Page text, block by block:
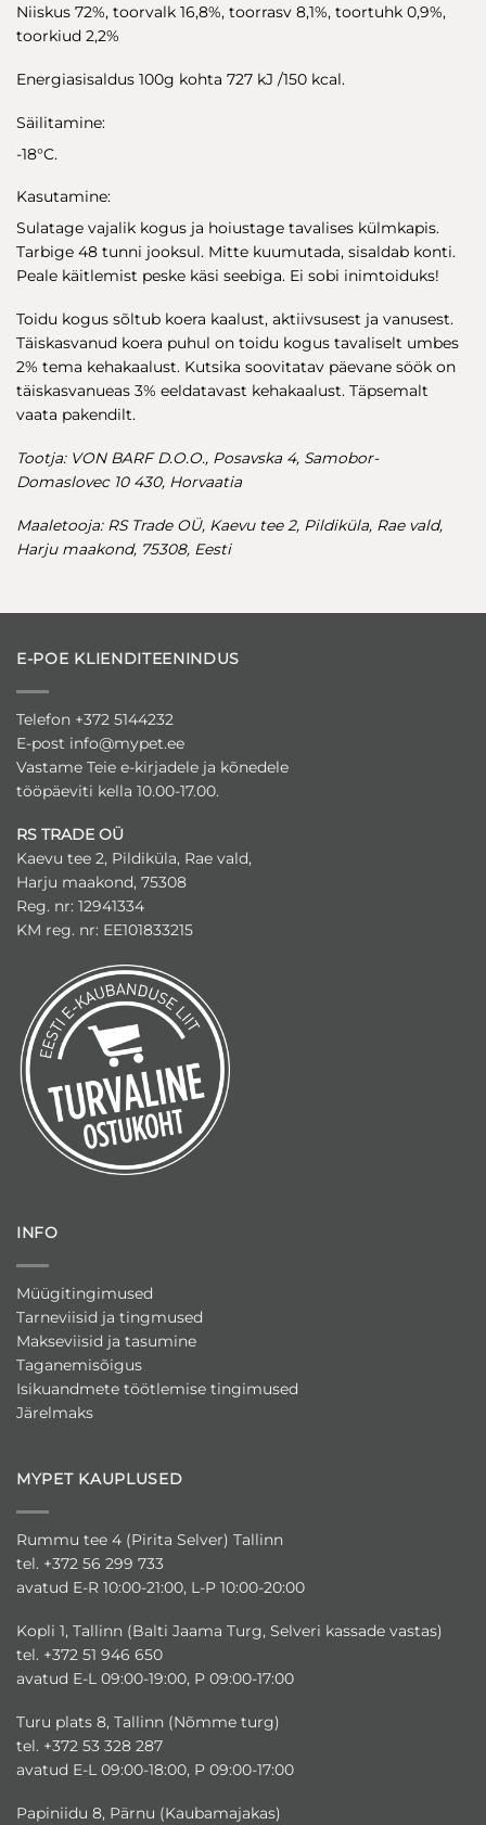
Niiskus 72%, toorvalk 16,8%, toorrasv 8,1%, toortuhk 0,9%,
toorkiud 2,2%
Energiasisaldus 100g kohta 727 kJ /150 kcal.
Säilitamine:
-18°C.
Kasutamine:
Sulatage vajalik kogus ja hoiustage tavalises külmkapis.
Tarbige 48 tunni jooksul. Mitte kuumutada, sisaldab konti.
Peale käitlemist peske käsi seebiga. Ei sobi inimtoiduks!
Toidu kogus sõltub koera kaalust, aktiivsusest ja vanusest.
Täiskasvanud koera puhul on toidu kogus tavaliselt umbes
2% tema kehakaalust. Kutsika soovitatav päevane söök on
täiskasvanueas 3% eeldatavast kehakaalust. Täpsemalt
vaata pakendilt.
Tootja: VON BARF D.O.O., Posavska 4, Samobor-
Domaslovec 10 430, Horvaatia
Maaletooja: RS Trade OÜ, Kaevu tee 2, Pildiküla, Rae vald,
Harju maakond, 75308, Eesti
E-POE KLIENDITEENINDUS
Telefon +372 5144232
E-post info@mypet.ee
Vastame Teie e-kirjadele ja kõnedele
tööpäeviti kella 10.00-17.00.
RS TRADE OÜ
Kaevu tee 2, Pildiküla, Rae vald,
Harju maakond, 75308
Reg. nr: 12941334
KM reg. nr: EE101833215
INFO
Müügitingimused
Tarneviisid ja tingmused
Makseviisid ja tasumine
Taganemisõigus
Isikuandmete töötlemise tingimused
Järelmaks
MYPET KAUPLUSED
Rummu tee 4 (Pirita Selver) Tallinn
tel. +372 56 299 733
avatud E-R 10:00-21:00, L-P 10:00-20:00
Kopli 1, Tallinn (Balti Jaama Turg, Selveri kassade vastas)
tel. +372 51 946 650
avatud E-L 09:00-19:00, P 09:00-17:00
Turu plats 8, Tallinn (Nõmme turg)
tel. +372 53 328 287
avatud E-L 09:00-18:00, P 09:00-17:00
Papiniidu 8, Pärnu (Kaubamajakas)